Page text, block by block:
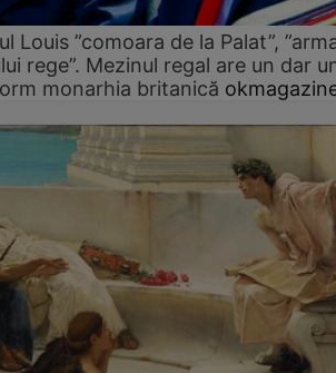
Louis ”comoara de la Palat”,
rege”. Mezinul regal are un dar
monarhia britanică